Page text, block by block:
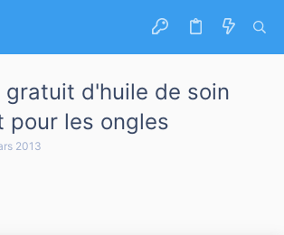
gratuit d'huile de soin
pour les ongles
2013